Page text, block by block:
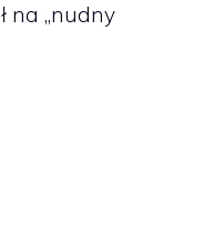
na „nudny